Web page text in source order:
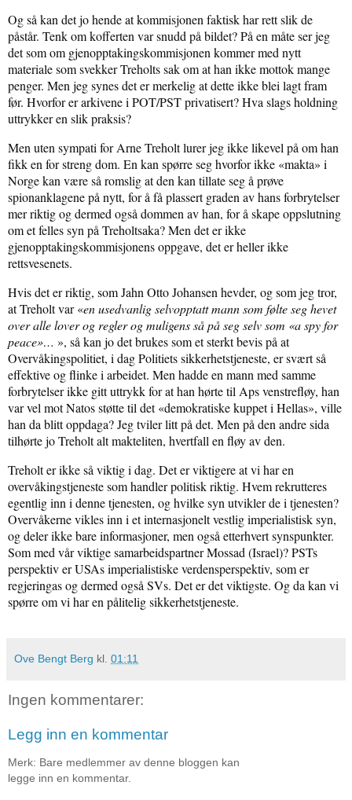
Og så kan det jo hende at kommisjonen faktisk har rett slik de
påstår. Tenk om kofferten var snudd på bildet? På en måte ser jeg
det som om gjenopptakingskommisjonen kommer med nytt
materiale som svekker Treholts sak om at han ikke mottok mange
penger. Men jeg synes det er merkelig at dette ikke blei lagt fram
før. Hvorfor er arkivene i POT/PST privatisert? Hva slags holdning
uttrykker en slik praksis?
Men uten sympati for Arne Treholt lurer jeg ikke likevel på om han
fikk en for streng dom. En kan spørre seg hvorfor ikke «makta» i
Norge kan være så romslig at den kan tillate seg å prøve
spionanklagene på nytt, for å få plassert graden av hans forbrytelser
mer riktig og dermed også dommen av han, for å skape oppslutning
om et felles syn på Treholtsaka? Men det er ikke
gjenopptakingskommisjonens oppgave, det er heller ikke
rettsvesenets.
Hvis det er riktig, som Jahn Otto Johansen hevder, og som jeg tror,
at Treholt var «en usedvanlig selvopptatt mann som følte seg hevet
over alle lover og regler og muligens så på seg selv som «a spy for
peace»… », så kan jo det brukes som et sterkt bevis på at
Overvåkingspolitiet, i dag Politiets sikkerhetstjeneste, er svært så
effektive og flinke i arbeidet. Men hadde en mann med samme
forbrytelser ikke gitt uttrykk for at han hørte til Apsvenstrefløy, han
var vel mot Natos støtte til det «demokratiske kuppet i Hellas», ville
han da blitt oppdaga? Jeg tviler litt på det. Men på den andre sida
tilhørte jo Treholt alt makteliten, hvertfall en fløy av den.
Treholt er ikke så viktig i dag. Det er viktigere at vi har en
overvåkingstjeneste som handler politisk riktig. Hvem rekrutteres
egentlig inn i denne tjenesten, og hvilke syn utvikler de i tjenesten?
Overvåkerne vikles inn i et internasjonelt vestlig imperialistisk syn,
og deler ikke bare informasjoner, men også etterhvert synspunkter.
Som med vår viktige samarbeidspartner Mossad (Israel)?PSTs
perspektiv er USAs imperialistiske verdensperspektiv, som er
regjeringas og dermed også SVs. Det er det viktigste. Og da kan vi
spørre om vi har en pålitelig sikkerhetstjeneste.
Ove Bengt Berg kl. 01:11
Ingen kommentarer:
Legg inn en kommentar
Merk: Bare medlemmer av denne bloggen kan
legge inn en kommentar.